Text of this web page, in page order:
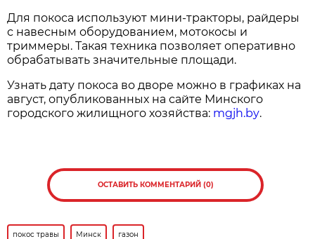
Для покоса используют мини-тракторы, райдеры
с навесным оборудованием, мотокосы и
триммеры. Такая техника позволяет оперативно
обрабатывать значительные площади.
Узнать дату покоса во дворе можно в графиках на
август, опубликованных на сайте Минского
городского жилищного хозяйства: mgjh.by.
ОСТАВИТЬ КОММЕНТАРИЙ (0)
покос травы Минск газон